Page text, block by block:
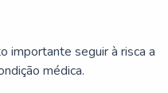
importante seguir à risca a
médica.